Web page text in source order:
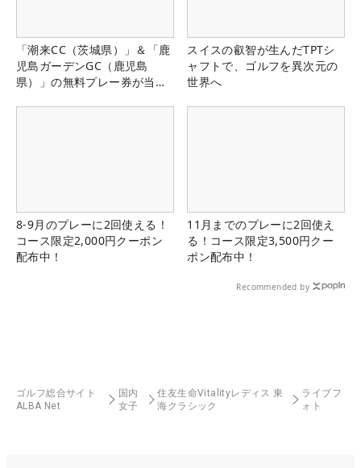
「潮来CC（茨城県）」＆「鹿
児島ガーデンGC（鹿児島
県）」の無料プレー券が当た
スイスの叡智が生んだTPTシ
ャフトで、ゴルフを異次元の
世界へ
8-9月のプレーに2回使える！
コース限定2,000円クーポン
配布中！
11月までのプレーに2回使え
る！コース限定3,500円クー
ポン配布中！
Recommended by
ゴルフ総合サイト
ALBA Net
国内
女子
住友生命Vitalityレディス 東
海クラシック
ライブフ
ォト